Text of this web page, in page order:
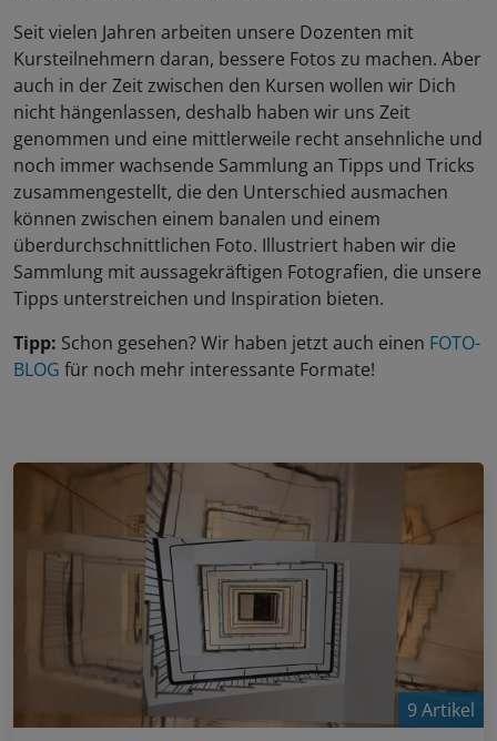
Seit vielen Jahren arbeiten unsere Dozenten mit
Kursteilnehmern daran, bessere Fotos zu machen. Aber
auch in der Zeit zwischen den Kursen wollen wir Dich
nicht hängenlassen, deshalb haben wir uns Zeit
genommen und eine mittlerweile recht ansehnliche und
noch immer wachsende Sammlung an Tipps und Tricks
zusammengestellt, die den Unterschied ausmachen
können zwischen einem banalen und einem
überdurchschnittlichen Foto. Illustriert haben wir die
Sammlung mit aussagekräftigen Fotografien, die unsere
Tipps unterstreichen und Inspiration bieten.
Tipp: Schon gesehen? Wir haben jetzt auch einen FOTO-
BLOG für noch mehr interessante Formate!
9 Artikel